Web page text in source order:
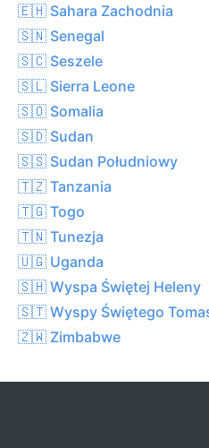
🇪🇭 Sahara Zachodnia
🇸🇳 Senegal
🇸🇨 Seszele
🇸🇱 Sierra Leone
🇸🇴 Somalia
🇸🇩 Sudan
🇸🇸 Sudan Południowy
🇹🇿 Tanzania
🇹🇬 Togo
🇹🇳 Tunezja
🇺🇬 Uganda
🇸🇭 Wyspa Świętej Heleny
🇸🇹 Wyspy Świętego
🇿🇼 Zimbabwe